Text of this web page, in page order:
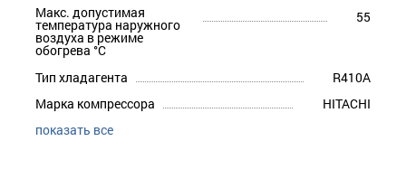
Макс. допустимая
температура наружного
воздуха в режиме
обогрева °С
55
Тип хладагента
R410A
Марка компрессора
HITACHI
показать все